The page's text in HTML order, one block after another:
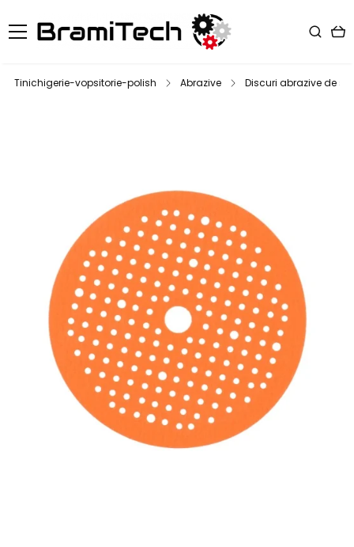
Tinichigerie-vopsitorie-polish Abrazive Discuri abrazive de